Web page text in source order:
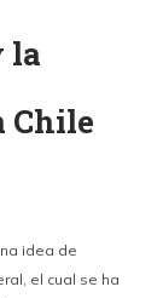
la
Chile
idea de
el cual se ha